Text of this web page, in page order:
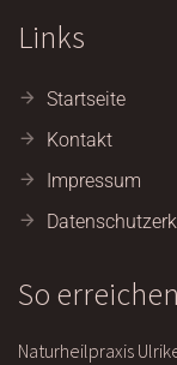
Links
Startseite
Kontakt
Impressum
So
Naturheilpraxis